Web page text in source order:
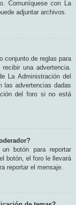
Comuníquese con La
adjuntar archivos.
conjunto de reglas para
una advertencia.
La Administración del
las advertencias dadas
del foro si no está
botón para reportar
botón, el foro le llevará
reportar el mensaje.